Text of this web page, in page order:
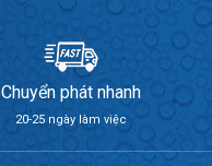
Chuyển phát nhanh
20-25 ngày làm việc